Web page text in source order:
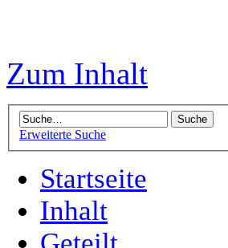
Zum Inhalt
Erweiterte Suche
Startseite
Inhalt